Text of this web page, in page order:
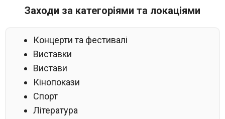
Заходи за категоріями та локаціями
Концерти та фестивалі
Виставки
Вистави
Кінопокази
Спорт
Література